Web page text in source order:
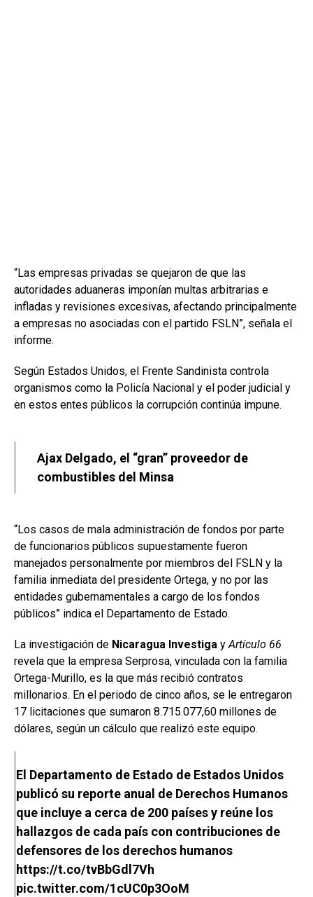
“Las empresas privadas se quejaron de que las
autoridades aduaneras imponían multas arbitrarias e
infladas y revisiones excesivas, afectando principalmente
a empresas no asociadas con el partido FSLN”, señala el
informe.
Según Estados Unidos, el Frente Sandinista controla
organismos como la Policía Nacional y el poder judicial y
en estos entes públicos la corrupción continúa impune.
Ajax Delgado, el “gran” proveedor de
combustibles del Minsa
“Los casos de mala administración de fondos por parte
de funcionarios públicos supuestamente fueron
manejados personalmente por miembros del FSLN y la
familia inmediata del presidente Ortega, y no por las
entidades gubernamentales a cargo de los fondos
públicos” indica el Departamento de Estado.
La investigación de Nicaragua Investiga y Artículo 66
revela que la empresa Serprosa, vinculada con la familia
Ortega-Murillo, es la que más recibió contratos
millonarios. En el periodo de cinco años, se le entregaron
17 licitaciones que sumaron 8.715.077,60 millones de
dólares, según un cálculo que realizó este equipo.
El Departamento de Estado de Estados Unidos
publicó su reporte anual de Derechos Humanos
que incluye a cerca de 200 países y reúne los
hallazgos de cada país con contribuciones de
defensores de los derechos humanos
https://t.co/tvBbGdl7Vh
pic.twitter.com/1cUC0p3OoM